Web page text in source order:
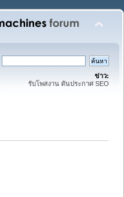
ข่าว:
รับโพสงาน ดันประกาศ SEO